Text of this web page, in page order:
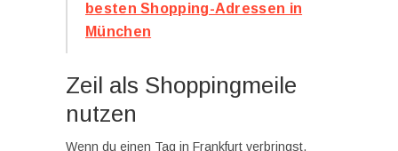
besten Shopping-Adressen in
München
Zeil als Shoppingmeile
nutzen
Wenn du einen Tag in Frankfurt verbringst,